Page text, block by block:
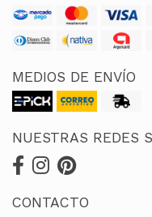
MEDIOS DE ENVÍO
NUESTRAS REDES
CONTACTO